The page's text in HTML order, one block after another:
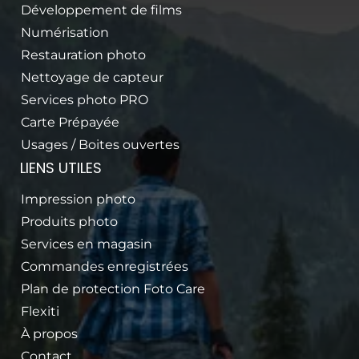
Développement de films
Numérisation
Restauration photo
Nettoyage de capteur
Services photo PRO
Carte Prépayée
Usages / Boites ouvertes
LIENS UTILES
Impression photo
Produits photo
Services en magasin
Commandes enregistrées
Plan de protection Foto Care
Flexiti
À propos
Contact
Albums photos
Cadres photos
Feuilles pour Album
Cartes Cadeaux
VOIR NOS MARQUES
Canon
Fujifilm
Panasonic
Ricoh
Olympus
Tamron
Sigma
Add a link